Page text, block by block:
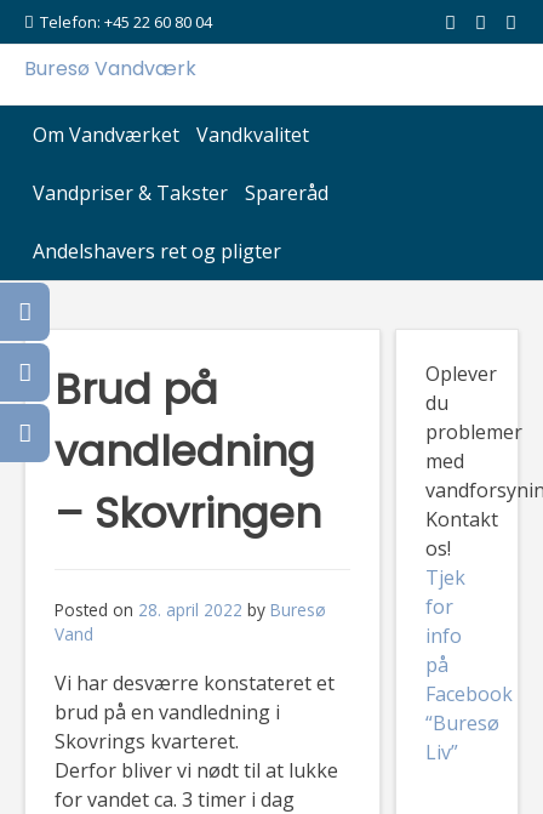
Skip
to
content
Telefon: +45 22 60 80 04
Buresø Vandværk
Om Vandværket Vandkvalitet
Vandpriser & Takster Spareråd
Andelshavers ret og pligter
Brud på
vandledning
– Skovringen
Posted on 28. april 2022 by Buresø
Vand
Vi har desværre konstateret et
brud på en vandledning i
Skovrings kvarteret.
Derfor bliver vi nødt til at lukke
for vandet ca. 3 timer i dag
Oplever
du
problemer
med
Kontakt
os!
Tjek
for
info
på
Facebook
“Buresø
Liv”